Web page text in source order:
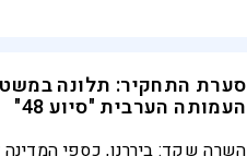
סערת התחקיר: תלונה
העמותה הערבית "סיוע 48"